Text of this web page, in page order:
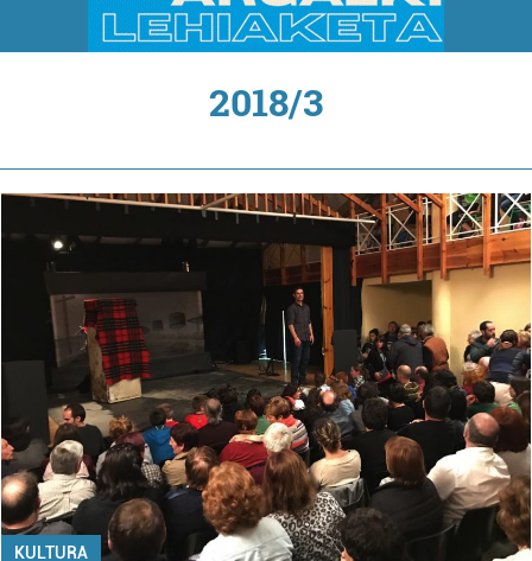
2018/3
KULTURA